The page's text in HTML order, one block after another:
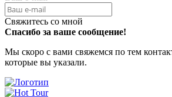
Свяжитесь со мной
Спасибо за ваше сообщение!
Мы скоро с вами свяжемся по тем
которые вы указали.